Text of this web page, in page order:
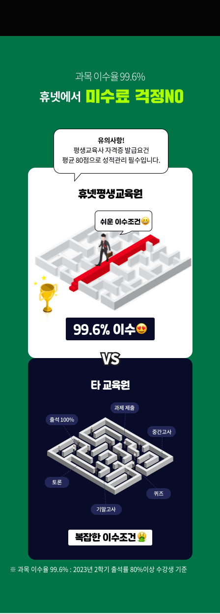
과목 이수율 99.6%
※ 과목 이수율 99.6% : 2023년 2학기 출석률 80%이상 수강생 기준